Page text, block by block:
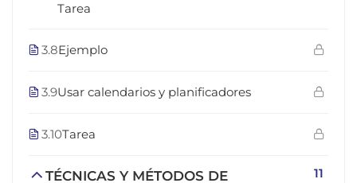
Tarea
3.8Ejemplo
3.9Usar calendarios y planificadores
3.10Tarea
TÉCNICAS Y MÉTODOS DE
11